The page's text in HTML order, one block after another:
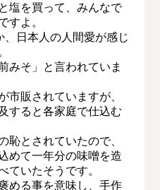
塩を買って、みんなで
すよ。
、日本人の人間愛が感じ
みそ」と言われていま
市販されていますが、
すると各家庭で仕込む
恥とされていたので、
めて一年分の味噌を造
ていたそうです。
める事を意味し、手作